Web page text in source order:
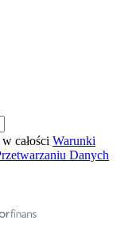
całości Warunki
Danych